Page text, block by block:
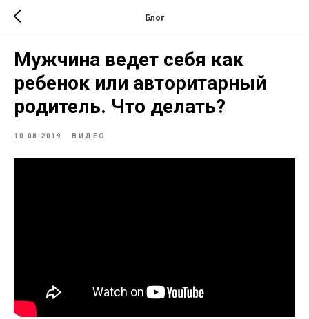
Блог
Мужчина ведет себя как
ребенок или авторитарный
родитель. Что делать?
10.08.2019 ВИДЕО